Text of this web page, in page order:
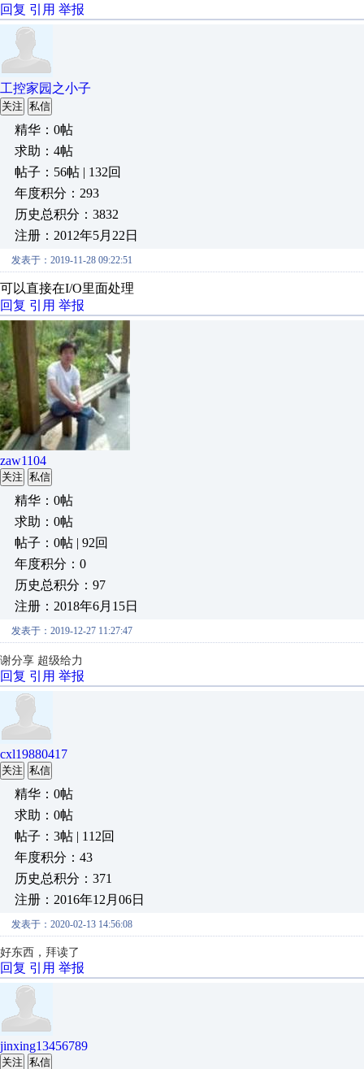
回复 引用 举报
工控家园之小子
关注 私信
精华：0帖
求助：4帖
帖子：56帖 | 132回
年度积分：293
历史总积分：3832
注册：2012年5月22日
发表于：2019-11-28 09:22:51
可以直接在I/O里面处理
回复 引用 举报
zaw1104
关注 私信
精华：0帖
求助：0帖
帖子：0帖 | 92回
年度积分：0
历史总积分：97
注册：2018年6月15日
发表于：2019-12-27 11:27:47
谢分享 超级给力
回复 引用 举报
cxl19880417
关注 私信
精华：0帖
求助：0帖
帖子：3帖 | 112回
年度积分：43
历史总积分：371
注册：2016年12月06日
发表于：2020-02-13 14:56:08
好东西，拜读了
回复 引用 举报
jinxing13456789
关注 私信